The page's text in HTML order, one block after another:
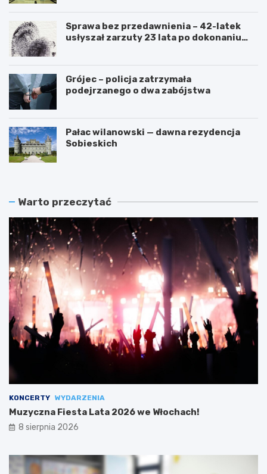
Sprawa bez przedawnienia – 42-latek
usłyszał zarzuty 23 lata po dokonaniu
Grójec – policja zatrzymała
podejrzanego o dwa zabójstwa
Pałac wilanowski — dawna rezydencja
Sobieskich
Warto przeczytać
KONCERTY WYDARZENIA
Muzyczna Fiesta Lata 2026 we Włochach!
8 sierpnia 2026